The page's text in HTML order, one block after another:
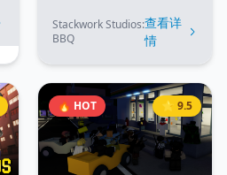
松有趣的 Roblox 烹饪大
亨与模拟游戏。在游戏
肉类烤至完美温度。通过
向饥饿的顾客售卖美味的
烧烤菜肴来赚取利润并升
级设备。游戏支持离线烹
饪机制，即使下线烤炉仍
Stackwork Studios:
BBQ
查看详
情
🔥 HOT ⭐ 9.5